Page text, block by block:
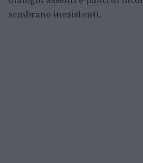
sembrano inesistenti.